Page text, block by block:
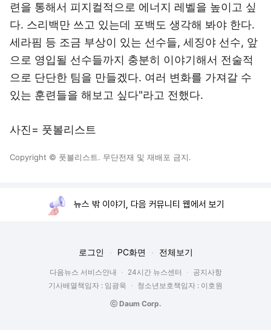
련을 통해서 피지컬적으로 에너지 레벨을 높이고 싶
다. 스리백만 쓰고 있는데 포백도 생각해 봐야 한다.
세라핌 등 조금 부상이 있는 선수들, 세징야 선수, 앞
으로 영입될 선수들까지 충분히 이야기해서 전술적
으로 단단한 팀을 만들겠다. 여러 변화를 가져갈 수
있는 훈련들을 해보고 싶다"라고 전했다.
사진= 풋볼리스트
Copyright © 풋볼리스트. 무단전재 및 재배포 금지.
뉴스 밖 이야기, 다음 커뮤니티 웹에서 보기
로그인 PC화면 전체보기
다음뉴스 서비스안내 24시간 뉴스센터
공지사항
기사배열책임자 : 임광욱
청소년보호책임자 : 이호원
ⓒ Daum Corp.